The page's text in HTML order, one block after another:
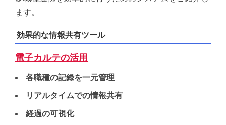
ます。
効果的な情報共有ツール
電子カルテの活用
各職種の記録を一元管理
リアルタイムでの情報共有
経過の可視化